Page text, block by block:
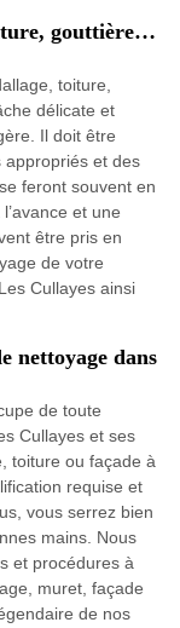
gouttière…
toiture,
délicate et
Il doit être
appropriés et des
feront souvent en
et une
être pris en
de votre
Cullayes ainsi
nettoyage dans
de toute
Cullayes et ses
toiture ou façade à
requise et
vous serrez bien
mains. Nous
et procédures à
muret, façade
de nos